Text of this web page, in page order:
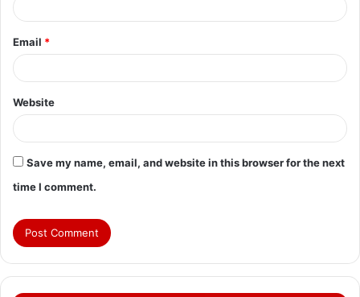
Email *
Website
Save my name, email, and website in this browser for the next
time I comment.